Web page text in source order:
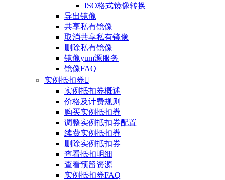
ISO格式镜像转换
导出镜像
共享私有镜像
取消共享私有镜像
删除私有镜像
镜像yum源服务
镜像FAQ
实例抵扣券
实例抵扣券概述
价格及计费规则
购买实例抵扣券
调整实例抵扣券配置
续费实例抵扣券
删除实例抵扣券
查看抵扣明细
查看预留资源
实例抵扣券FAQ